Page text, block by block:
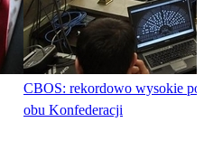
CBOS: rekordowo wysokie
obu Konfederacji